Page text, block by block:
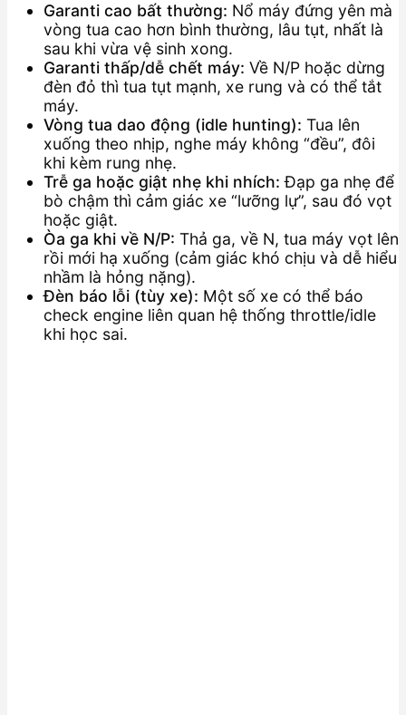
Garanti cao bất thường: Nổ máy đứng yên mà
vòng tua cao hơn bình thường, lâu tụt, nhất là
sau khi vừa vệ sinh xong.
Garanti thấp/dễ chết máy: Về N/P hoặc dừng
đèn đỏ thì tua tụt mạnh, xe rung và có thể tắt
máy.
Vòng tua dao động (idle hunting): Tua lên
xuống theo nhịp, nghe máy không “đều”, đôi
khi kèm rung nhẹ.
Trễ ga hoặc giật nhẹ khi nhích: Đạp ga nhẹ để
bò chậm thì cảm giác xe “lưỡng lự”, sau đó vọt
hoặc giật.
Òa ga khi về N/P: Thả ga, về N, tua máy vọt lên
rồi mới hạ xuống (cảm giác khó chịu và dễ hiểu
nhầm là hỏng nặng).
Đèn báo lỗi (tùy xe): Một số xe có thể báo
check engine liên quan hệ thống throttle/idle
khi học sai.